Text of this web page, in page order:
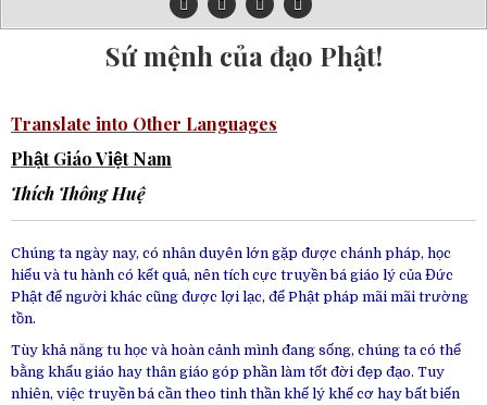
Sứ mệnh của đạo Phật!
Translate into Other Languages
Phật Giáo Việt Nam
Thích Thông Huệ
Chúng ta ngày nay, có nhân duyên lớn gặp được chánh pháp, học
hiểu và tu hành có kết quả, nên tích cực truyền bá giáo lý của Đức
Phật để người khác cũng được lợi lạc, để Phật pháp mãi mãi trường
tồn.
Tùy khả năng tu học và hoàn cảnh mình đang sống, chúng ta có thể
bằng khẩu giáo hay thân giáo góp phần làm tốt đời đẹp đạo. Tuy
nhiên, việc truyền bá cần theo tinh thần khế lý khế cơ hay bất biến